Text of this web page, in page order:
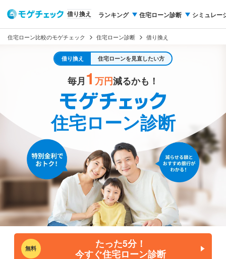
借り換え ランキング 住宅ローン診断 シミュレー
住宅ローン比較のモゲチェック 住宅ローン診断 借り換え
借り換え 住宅ローンを見直したい方
毎月 1 万円減るかも！
住宅ローン診断
無料
たった5分！
今すぐ住宅ローン診断